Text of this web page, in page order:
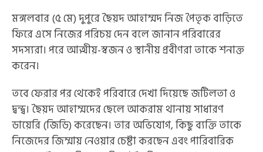
মঙ্গলবার (৫ মে) দুপুরে ছৈয়দ আহাম্মদ নিজ পৈতৃক বাড়িতে
ফিরে এসে নিজের পরিচয় দেন বলে জানান পরিবারের
সদস্যরা। পরে আত্মীয়-স্বজন ও স্থানীয় প্রবীণরা তাকে শনাক্ত
করেন।
তবে ফেরার পর থেকেই পরিবারে দেখা দিয়েছে জটিলতা ও
দ্বন্দ্ব। ছৈয়দ আহাম্মদের ছেলে আকরাম থানায় সাধারণ
ডায়েরি (জিডি) করেছেন। তার অভিযোগ, কিছু ব্যক্তি তাকে
নিজেদের জিম্মায় নেওয়ার চেষ্টা করছেন এবং পারিবারিক